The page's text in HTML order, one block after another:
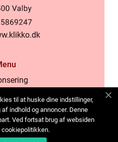
oss
til at huske dine indstillinger,
indhold og annoncer. Denne
Ved fortsat brug af websiden
cookiepolitikken.